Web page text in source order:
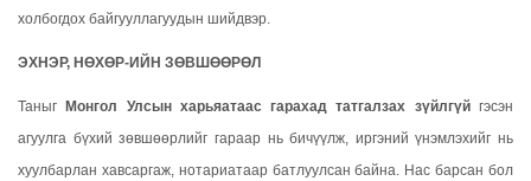
холбогдох байгууллагуудын шийдвэр.
ЭХНЭР, НӨХӨР-ИЙН ЗӨВШӨӨРӨЛ
Таныг Монгол Улсын харьяатаас гарахад татгалзах зүйлгүйгэсэн
агуулга бүхий зөвшөөрлийг гараар нь бичүүлж, иргэний үнэмлэхийг нь
хуулбарлан хавсаргаж, нотариатаар батлуулсан байна. Нас барсан бол